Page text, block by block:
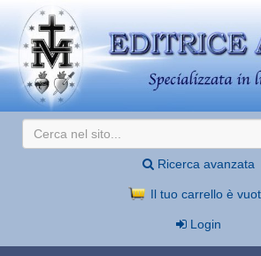
Ricerca avanzata
Il tuo carrello è
Login